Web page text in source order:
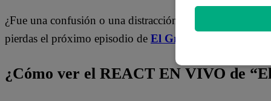
¿Fue una confusión o una distracción estratégica? ¿Podrá
pierdas el próximo episodio de El Gran Chef Famosos
¿Cómo ver el REACT EN VIVO de